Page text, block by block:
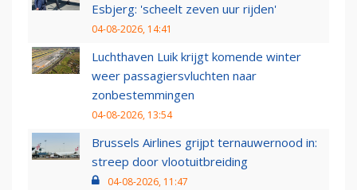
Esbjerg: 'scheelt zeven uur rijden'
04-08-2026, 14:41
Luchthaven Luik krijgt komende winter
weer passagiersvluchten naar
zonbestemmingen
04-08-2026, 13:54
Brussels Airlines grijpt ternauwernood in:
streep door vlootuitbreiding
04-08-2026, 11:47